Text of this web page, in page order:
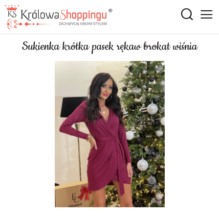
Sukienka krótka pasek rękaw brokat wiśnia